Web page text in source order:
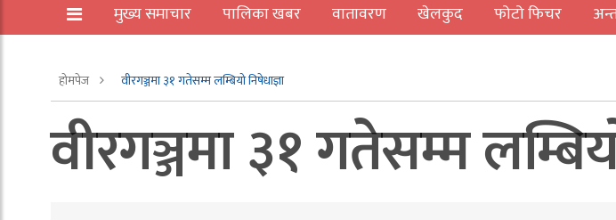
मुख्य समाचार पालिका खबर वातावरण खेलकुद फोटो फिचर
होमपेज वीरगञ्जमा ३१ गतेसम्म लम्बियो निषेधाज्ञा
वीरगञ्जमा ३१ गतेसम्म